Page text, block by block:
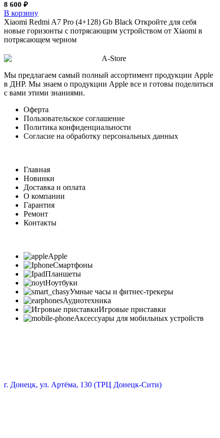
8 600 ₽
В корзину
Xiaomi Redmi A7 Pro (4+128) Gb Black Откройте для себя
новые горизонты с потрясающим устройством от Xiaomi в
потрясающем черном
Мы предлагаем самый полный ассортимент продукции Apple
в ДНР. Мы знаем о продукции Apple все и готовы поделиться
с вами этими знаниями.
Оферта
Пользовательское соглашение
Политика конфиденциальности
Согласие на обработку персональных данных
Главная
Новинки
Доставка и оплата
О компании
Гарантия
Ремонт
Контакты
Apple
Смартфоны
Планшеты
Ноутбуки
Умные часы и фитнес-трекеры
Аудиотехника
Игровые приставки
Аксессуары для мобильных устройств
г. Донецк, ул. Артёма, 130 (ТРЦ Донецк-Сити)